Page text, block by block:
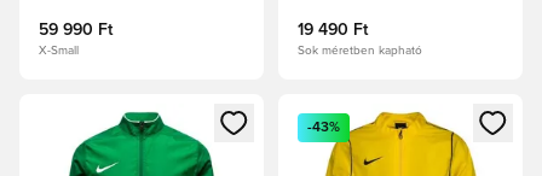
59 990 Ft
X-Small
19 490 Ft
Sok méretben kapható
Megnyit egy modált a bejelentkezéshez vagy a tagként
Megnyit egy modált a
-43%